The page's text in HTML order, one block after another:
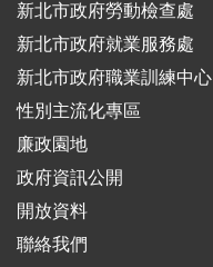
新北市政府勞動檢查處
新北市政府就業服務處
新北市政府職業訓練中心
性別主流化專區
廉政園地
政府資訊公開
開放資料
聯絡我們